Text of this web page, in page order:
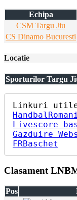
Echipa
CSM Targu Jiu
CS Dinamo Bucuresti
Locatie
Sporturilor Targu
Livescore
Gazduire
FRBaschet
Clasament
Pos